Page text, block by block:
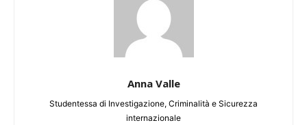
Anna Valle
Studentessa di Investigazione, Criminalità e Sicurezza
internazionale